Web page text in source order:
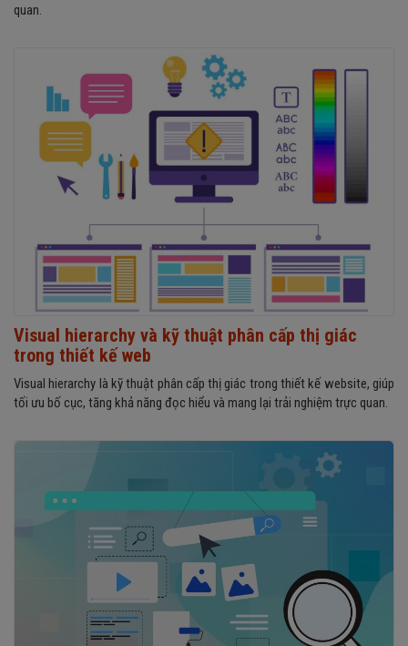
quan.
Visual hierarchy và kỹ thuật phân cấp thị giác
trong thiết kế web
Visual hierarchy là kỹ thuật phân cấp thị giác trong thiết kế website, giúp
tối ưu bố cục, tăng khả năng đọc hiểu và mang lại trải nghiệm trực quan.